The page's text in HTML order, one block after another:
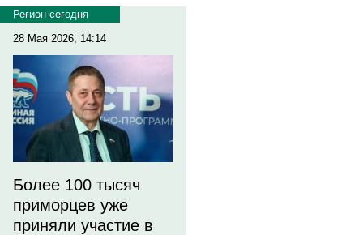
Регион сегодня
28 Мая 2026, 14:14
Более 100 тысяч
приморцев уже
приняли участие в